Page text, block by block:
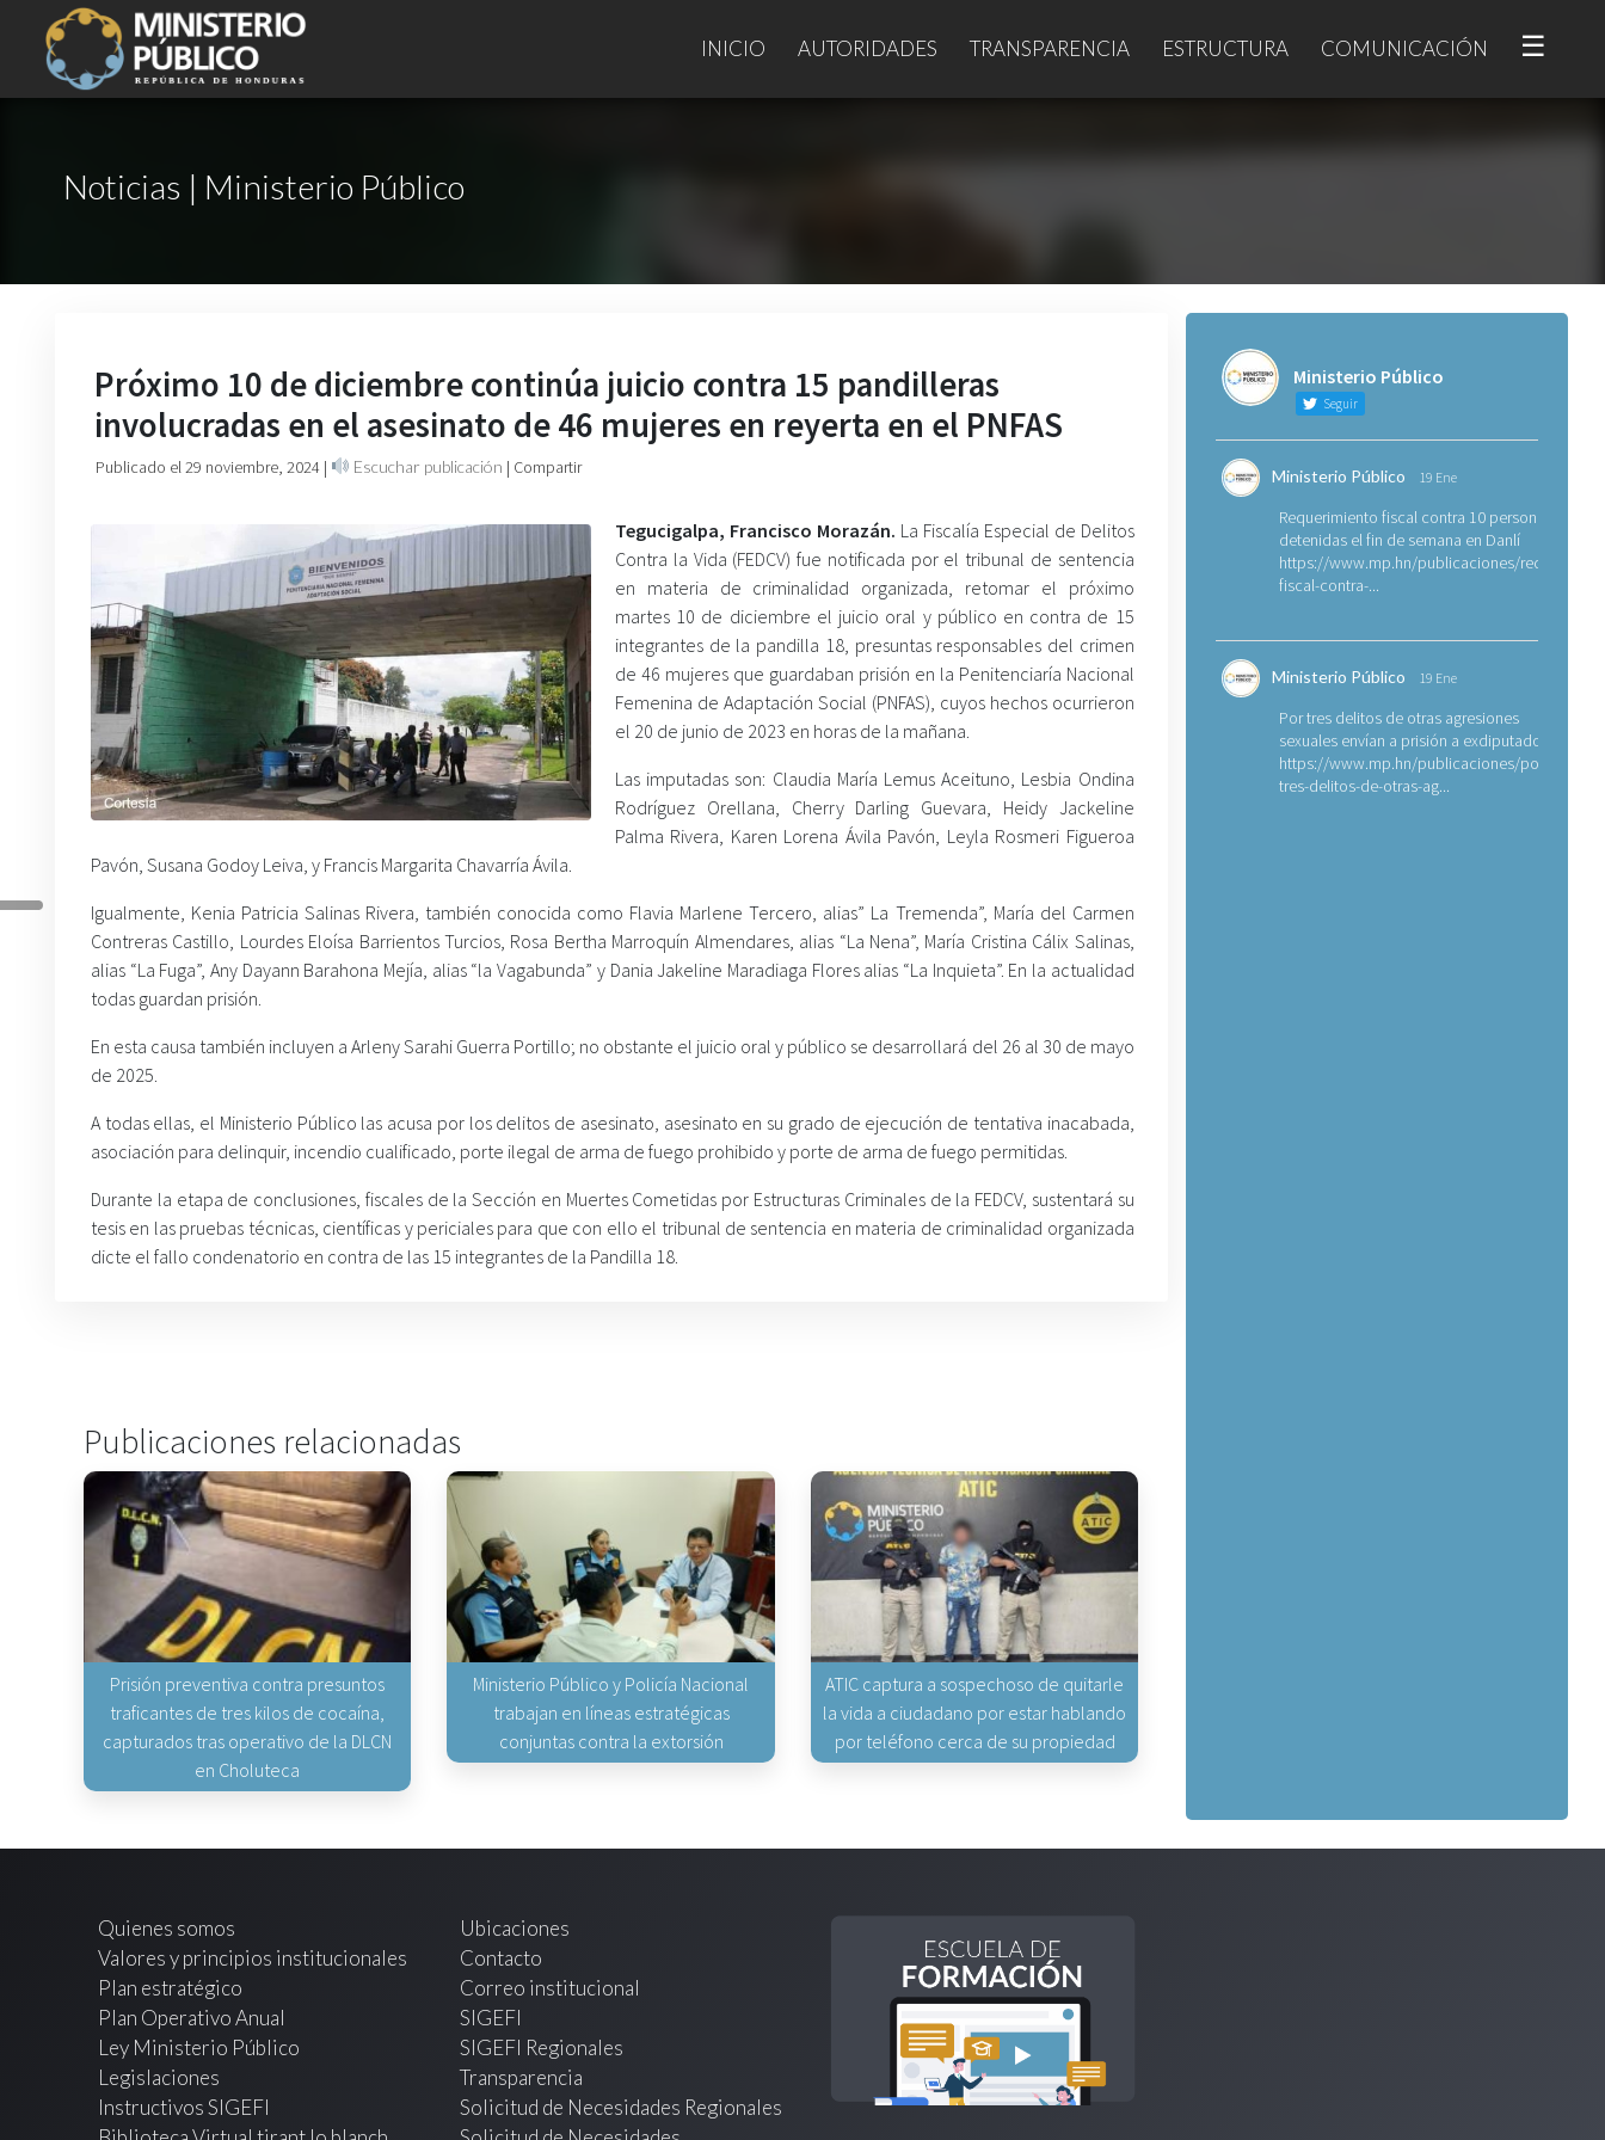
INICIO AUTORIDADES TRANSPARENCIA ESTRUCTURA COMUNICACIÓN ☰
Noticias | Ministerio Público
Próximo 10 de diciembre continúa juicio contra 15 pandilleras
involucradas en el asesinato de 46 mujeres en reyerta en el PNFAS
Publicado el 29 noviembre, 2024 | Escuchar publicación | Compartir
Tegucigalpa, Francisco Morazán. La Fiscalía Especial de Delitos
Contra la Vida (FEDCV) fue notificada por el tribunal de sentencia
en materia de criminalidad organizada, retomar el próximo
martes 10 de diciembre el juicio oral y público en contra de 15
integrantes de la pandilla 18, presuntas responsables del crimen
de 46 mujeres que guardaban prisión en la Penitenciaría Nacional
Femenina de Adaptación Social (PNFAS), cuyos hechos ocurrieron
el 20 de junio de 2023 en horas de la mañana.
Las imputadas son: Claudia María Lemus Aceituno, Lesbia Ondina
Rodríguez Orellana, Cherry Darling Guevara, Heidy Jackeline
Palma Rivera, Karen Lorena Ávila Pavón, Leyla Rosmeri Figueroa
Pavón, Susana Godoy Leiva, y Francis Margarita Chavarría Ávila.
Igualmente, Kenia Patricia Salinas Rivera, también conocida como Flavia Marlene Tercero, alias” La Tremenda”, María del Carmen
Contreras Castillo, Lourdes Eloísa Barrientos Turcios, Rosa Bertha Marroquín Almendares, alias “La Nena”, María Cristina Cálix Salinas,
alias “La Fuga”, Any Dayann Barahona Mejía, alias “la Vagabunda” y Dania Jakeline Maradiaga Flores alias “La Inquieta”. En la actualidad
todas guardan prisión.
En esta causa también incluyen a Arleny Sarahi Guerra Portillo; no obstante el juicio oral y público se desarrollará del 26 al 30 de mayo
de 2025.
A todas ellas, el Ministerio Público las acusa por los delitos de asesinato, asesinato en su grado de ejecución de tentativa inacabada,
asociación para delinquir, incendio cualificado, porte ilegal de arma de fuego prohibido y porte de arma de fuego permitidas.
Durante la etapa de conclusiones, fiscales de la Sección en Muertes Cometidas por Estructuras Criminales de la FEDCV, sustentará su
tesis en las pruebas técnicas, científicas y periciales para que con ello el tribunal de sentencia en materia de criminalidad organizada
dicte el fallo condenatorio en contra de las 15 integrantes de la Pandilla 18.
Publicaciones relacionadas
Prisión preventiva contra presuntos
traficantes de tres kilos de cocaína,
capturados tras operativo de la DLCN
en Choluteca
Ministerio Público y Policía Nacional
trabajan en líneas estratégicas
conjuntas contra la extorsión
ATIC captura a sospechoso de quitarle
la vida a ciudadano por estar hablando
por teléfono cerca de su propiedad
Ministerio Público
Seguir
Ministerio Público 19 Ene
Requerimiento fiscal contra 10 personas
detenidas el fin de semana en Danlí
https://www.mp.hn/publicaciones/
fiscal-contra-...
Ministerio Público 19 Ene
Por tres delitos de otras agresiones
sexuales envían a prisión a exdiputado
https://www.mp.hn/publicaciones/por-
tres-delitos-de-otras-ag...
Quienes somos
Valores y principios institucionales
Plan estratégico
Plan Operativo Anual
Ley Ministerio Público
Legislaciones
Instructivos SIGEFI
Ubicaciones
Contacto
Correo institucional
SIGEFI
SIGEFI Regionales
Transparencia
Solicitud de Necesidades Regionales